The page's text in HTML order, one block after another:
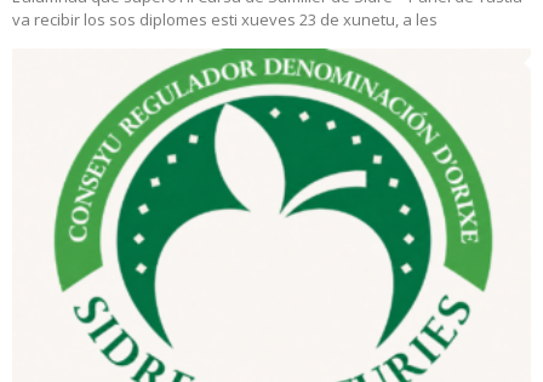
va recibir los sos diplomes esti xueves 23 de xunetu, a les